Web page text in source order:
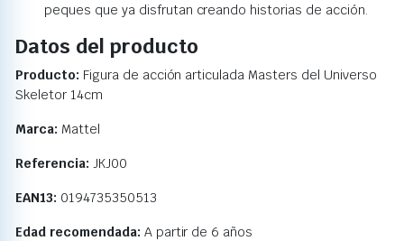
peques que ya disfrutan creando historias de acción.
Datos del producto
Producto: Figura de acción articulada Masters del Universo
Skeletor 14cm
Marca: Mattel
Referencia: JKJ00
EAN13: 0194735350513
Edad recomendada: A partir de 6 años